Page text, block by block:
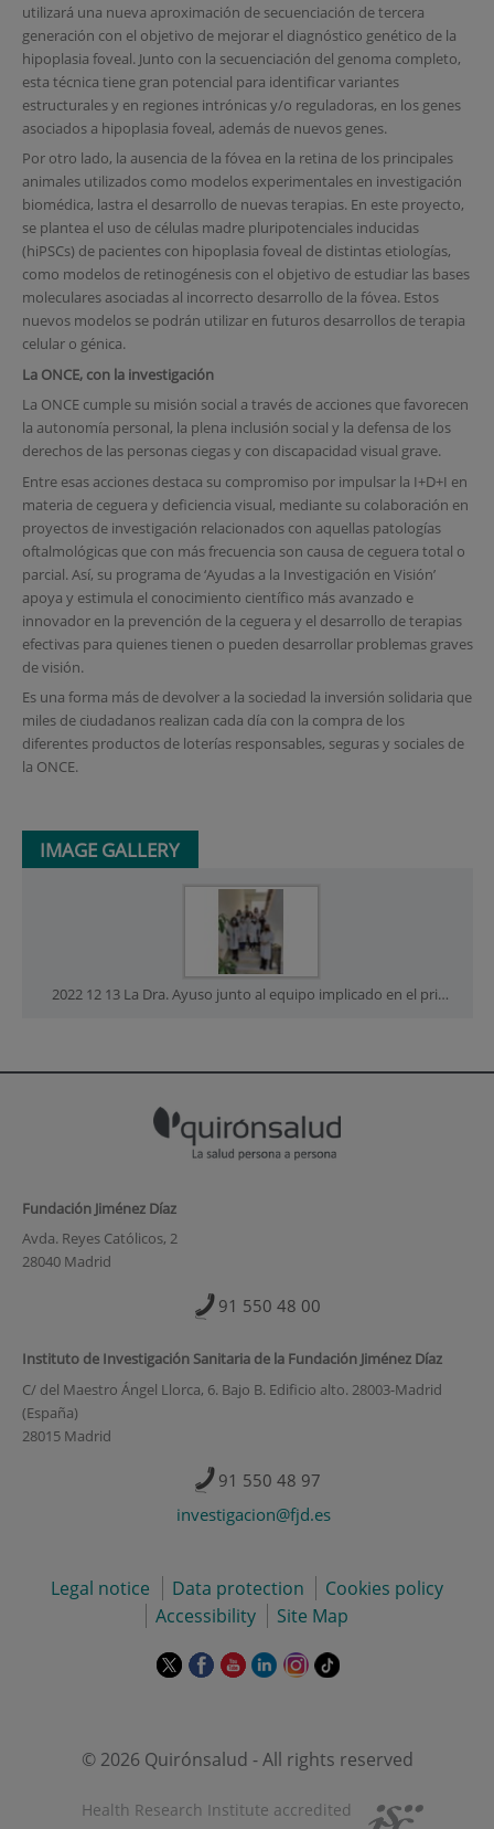
utilizará una nueva aproximación de secuenciación de tercera
generación con el objetivo de mejorar el diagnóstico genético de la
hipoplasia foveal. Junto con la secuenciación del genoma completo,
esta técnica tiene gran potencial para identificar variantes
estructurales y en regiones intrónicas y/o reguladoras, en los genes
asociados a hipoplasia foveal, además de nuevos genes.
Por otro lado, la ausencia de la fóvea en la retina de los principales
animales utilizados como modelos experimentales en investigación
biomédica, lastra el desarrollo de nuevas terapias. En este proyecto,
se plantea el uso de células madre pluripotenciales inducidas
(hiPSCs) de pacientes con hipoplasia foveal de distintas etiologías,
como modelos de retinogénesis con el objetivo de estudiar las bases
moleculares asociadas al incorrecto desarrollo de la fóvea. Estos
nuevos modelos se podrán utilizar en futuros desarrollos de terapia
celular o génica.
La ONCE, con la investigación
La ONCE cumple su misión social a través de acciones que favorecen
la autonomía personal, la plena inclusión social y la defensa de los
derechos de las personas ciegas y con discapacidad visual grave.
Entre esas acciones destaca su compromiso por impulsar la I+D+I en
materia de ceguera y deficiencia visual, mediante su colaboración en
proyectos de investigación relacionados con aquellas patologías
oftalmológicas que con más frecuencia son causa de ceguera total o
parcial. Así, su programa de ‘Ayudas a la Investigación en Visión’
apoya y estimula el conocimiento científico más avanzado e
innovador en la prevención de la ceguera y el desarrollo de terapias
efectivas para quienes tienen o pueden desarrollar problemas graves
de visión.
Es una forma más de devolver a la sociedad la inversión solidaria que
miles de ciudadanos realizan cada día con la compra de los
diferentes productos de loterías responsables, seguras y sociales de
la ONCE.
IMAGE GALLERY
2022 12 13 La Dra. Ayuso junto al equipo implicado en el primer proyecto
Fundación Jiménez Díaz
Avda. Reyes Católicos, 2
28040 Madrid
91 550 48 00
Instituto de Investigación Sanitaria de la Fundación Jiménez Díaz
C/ del Maestro Ángel Llorca, 6. Bajo B. Edificio alto. 28003-Madrid
(España)
28015 Madrid
91 550 48 97
investigacion@fjd.es
Legal notice Data protection
Cookies policy
Accessibility
Site Map
This
in
pop-
This
in
pop-
This
in
pop-
This
in
This
in
pop-
Link
© 2026 Quirónsalud - All rights reserved
Health Research Institute accredited